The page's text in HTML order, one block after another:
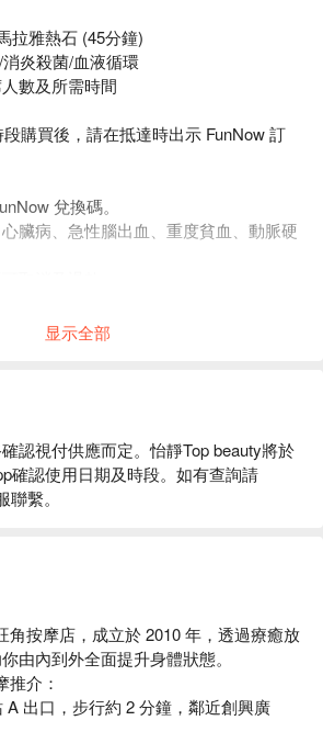
拉雅熱石 (45分鐘)
炎殺菌/血液循環
數及所需時間
段購買後，請在抵達時出示 FunNow 訂
兌換碼。
臟病、急性腦出血、重度貧血、動脈硬
显示全部
認視付供應而定。怡靜Top beauty將於
確認使用日期及時段。如有查詢請
繫。
角按摩店，成立於 2010 年，透過療癒放
由內到外全面提升身體狀態。
推介：
A 出口，步行約 2 分鐘，鄰近創興廣